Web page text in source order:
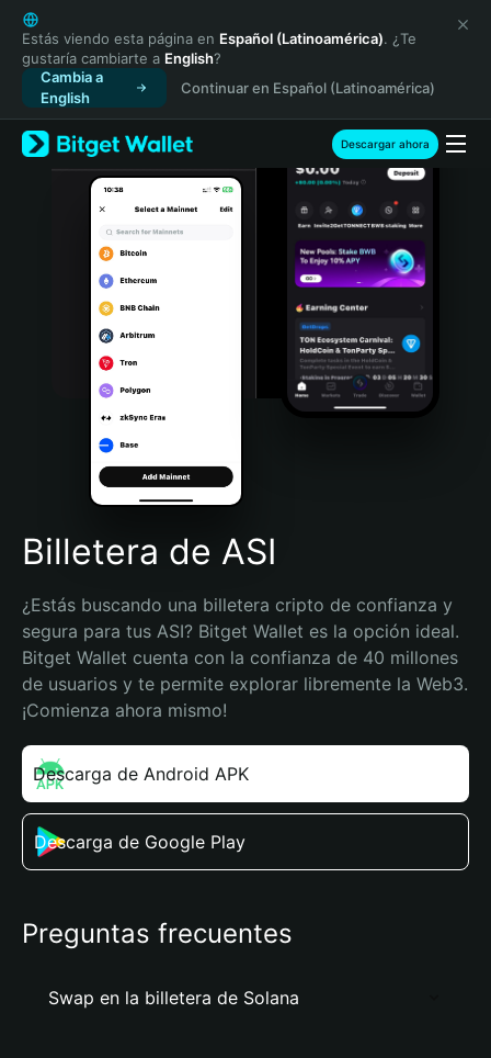
English
日本語
Tiếng Việt
Русский
Español (Latinoamérica)
Türkçe
Italiano
Português (Portugal)
Bahasa Indonesia
Português (Brasil)
Español (Argentina)
Estás viendo esta página en Español (Latinoamérica). ¿Te
gustaría cambiarte a English?
Cambia a
English
Continuar en Español (Latinoamérica)
Descargar ahora
Billetera de ASI
¿Estás buscando una billetera cripto de confianza y
segura para tus ASI? Bitget Wallet es la opción ideal.
Bitget Wallet cuenta con la confianza de 40 millones
de usuarios y te permite explorar libremente la Web3.
¡Comienza ahora mismo!
Descarga de Android APK
Descarga de Google Play
Preguntas frecuentes
Swap en la billetera de Solana